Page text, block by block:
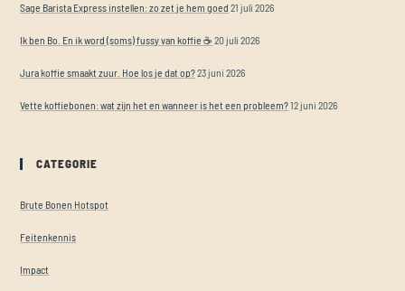
Sage Barista Express instellen: zo zet je hem goed 21 juli 2026
Ik ben Bo. En ik word (soms) fussy van koffie ☕ 20 juli 2026
Jura koffie smaakt zuur. Hoe los je dat op?23 juni 2026
Vette koffiebonen: wat zijn het en wanneer is het een probleem?12 juni 2026
CATEGORIE
Brute Bonen Hotspot
Feitenkennis
Impact